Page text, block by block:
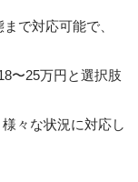
で対応可能で、
〜25万円と選択肢
々な状況に対応し